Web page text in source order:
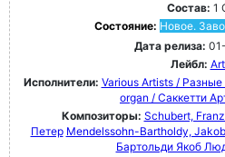
Состав: 1
Состояние: Новое.
Дата релиза:
Лейбл:
Исполнители: Various Artists / Разные
organ / Саккетти
Композиторы: Schubert,
Петер Mendelssohn-Bartholdy,
Бартольди Якоб